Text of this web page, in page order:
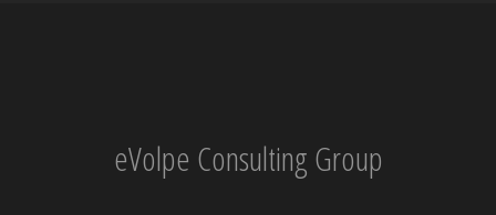
eVolpe Consulting Group